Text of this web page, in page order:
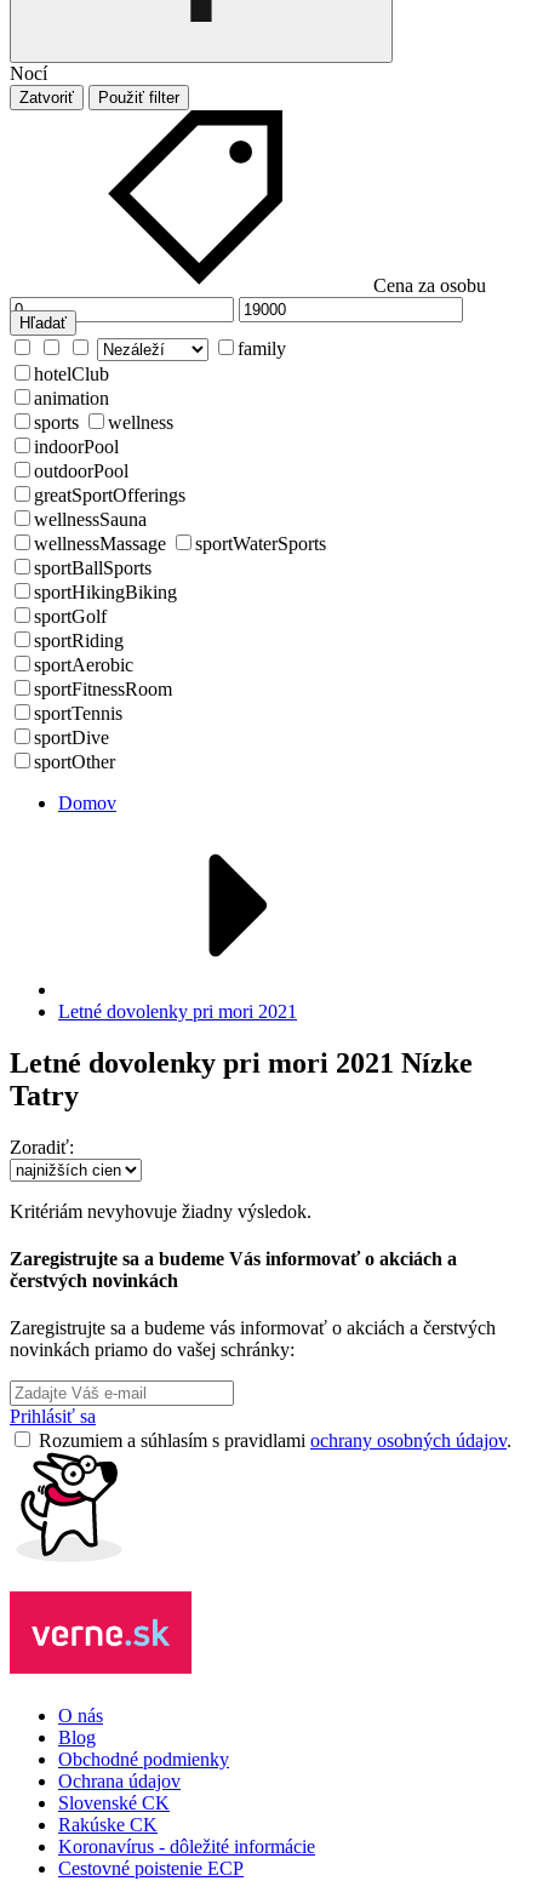
Nocí
Zatvoriť Použiť filter
Cena za osobu
Hľadať
family
hotelClub
animation
sports
wellness
indoorPool
outdoorPool
greatSportOfferings
wellnessSauna
wellnessMassage
sportWaterSports
sportBallSports
sportHikingBiking
sportGolf
sportRiding
sportAerobic
sportFitnessRoom
sportTennis
sportDive
sportOther
Domov
Letné dovolenky pri mori 2021
Letné dovolenky pri mori 2021 Nízke
Tatry
Zoradiť:
Kritériám nevyhovuje žiadny výsledok.
Zaregistrujte sa a budeme Vás informovať o akciách a
čerstvých novinkách
Zaregistrujte sa a budeme vás informovať o akciách a čerstvých
novinkách priamo do vašej schránky:
Prihlásiť sa
Rozumiem a súhlasím s pravidlami ochrany osobných údajov.
O nás
Blog
Obchodné podmienky
Ochrana údajov
Slovenské CK
Rakúske CK
Koronavírus - dôležité informácie
Cestovné poistenie ECP